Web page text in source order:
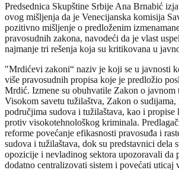
Predsednica Skupštine Srbije Ana Brnabić
ovog mišljenja da je Venecijanska komisija
pozitivno mišljenje o predloženim
pravosudnih zakona, navodeći da je vlast
najmanje tri rešenja koja su kritikovana u
"Mrdićevi zakoni“ naziv je koji se u javnosti
više pravosudnih propisa koje je predložio
Mrdić. Izmene su obuhvatile Zakon o javnom
Visokom savetu tužilaštva, Zakon o sudijama,
područjima sudova i tužilaštava, kao i
protiv visokotehnološkog kriminala.
reforme povećanje efikasnosti pravosuđa i
sudova i tužilaštava, dok su predstavnici dela
opozicije i nevladinog sektora upozoravali da
dodatno centralizovati sistem i povećati uticaj